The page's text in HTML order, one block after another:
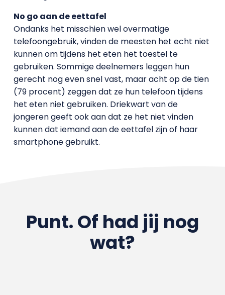
No go aan de eettafel
Ondanks het misschien wel overmatige
telefoongebruik, vinden de meesten het echt niet
kunnen om tijdens het eten het toestel te
gebruiken. Sommige deelnemers leggen hun
gerecht nog even snel vast, maar acht op de tien
(79 procent) zeggen dat ze hun telefoon tijdens
het eten niet gebruiken. Driekwart van de
jongeren geeft ook aan dat ze het niet vinden
kunnen dat iemand aan de eettafel zijn of haar
smartphone gebruikt.
Punt. Of had jij nog
wat?